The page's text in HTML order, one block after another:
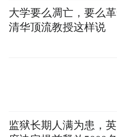
教学理念给予了高度
“这里不仅保留了非遗
等专业群建设紧密结
大学要么凋亡，要么革
清华顶流教授这样说
监狱长期人满为患，